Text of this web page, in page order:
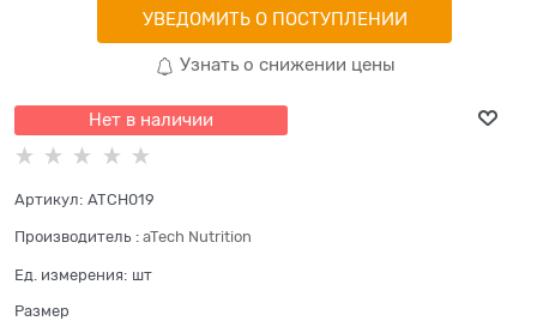
УВЕДОМИТЬ О ПОСТУПЛЕНИИ
Узнать о снижении цены
Нет в наличии
Артикул: ATCH019
Производитель : aTech Nutrition
Ед. измерения: шт
Размер